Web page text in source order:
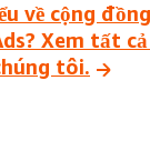
về cộng
Xem tất
tôi.